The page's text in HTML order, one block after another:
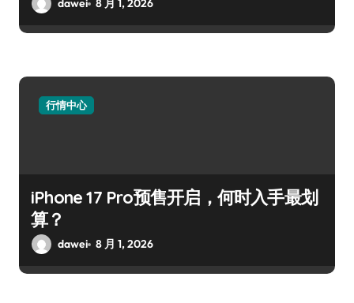
dawei 8 月 1, 2026
行情中心
iPhone 17 Pro预售开启，何时入手最划
算？
dawei 8 月 1, 2026